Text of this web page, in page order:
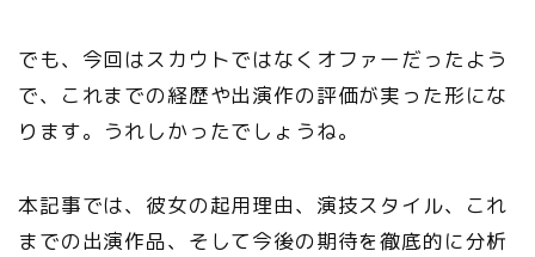
でも、今回はスカウトではなくオファーだったよう
で、これまでの経歴や出演作の評価が実った形にな
ります。うれしかったでしょうね。
本記事では、彼女の起用理由、演技スタイル、これ
までの出演作品、そして今後の期待を徹底的に分析